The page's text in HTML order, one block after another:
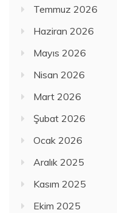
Temmuz 2026
Haziran 2026
Mayıs 2026
Nisan 2026
Mart 2026
Şubat 2026
Ocak 2026
Aralık 2025
Kasım 2025
Ekim 2025